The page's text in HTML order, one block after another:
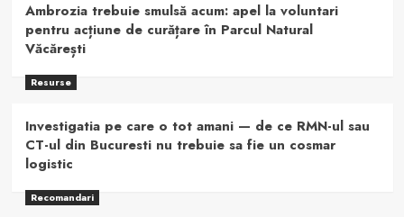
Ambrozia trebuie smulsă acum: apel la voluntari
pentru acțiune de curățare în Parcul Natural
Văcărești
Resurse
Investigatia pe care o tot amani — de ce RMN-ul sau
CT-ul din Bucuresti nu trebuie sa fie un cosmar
logistic
Recomandari